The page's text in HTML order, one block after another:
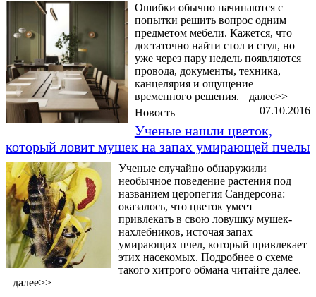
Ошибки обычно начинаются с
попытки решить вопрос одним
предметом мебели. Кажется, что
достаточно найти стол и стул, но
уже через пару недель появляются
провода, документы, техника,
канцелярия и ощущение
временного решения.
далее>>
07.10.2016
Новость
Ученые нашли цветок,
который ловит мушек на запах умирающей пчелы
Ученые случайно обнаружили
необычное поведение растения под
названием церопегия Сандерсона:
оказалось, что цветок умеет
привлекать в свою ловушку мушек-
нахлебников, источая запах
умирающих пчел, который привлекает
этих насекомых. Подробнее о схеме
такого хитрого обмана читайте далее.
далее>>